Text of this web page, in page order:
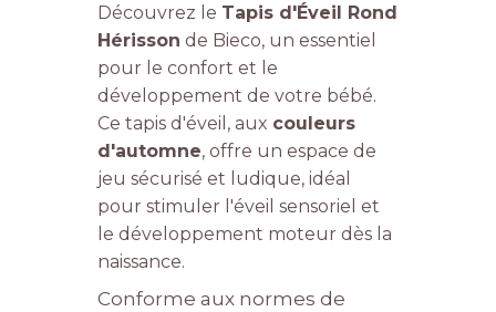
Découvrez le Tapis d'Éveil Rond
Hérisson de Bieco, un essentiel
pour le confort et le
développement de votre bébé.
Ce tapis d'éveil, aux couleurs
d'automne, offre un espace de
jeu sécurisé et ludique, idéal
pour stimuler l'éveil sensoriel et
le développement moteur dès la
naissance.
Conforme aux normes de